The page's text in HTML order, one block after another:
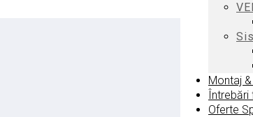
Montaj
Întrebări
Oferte